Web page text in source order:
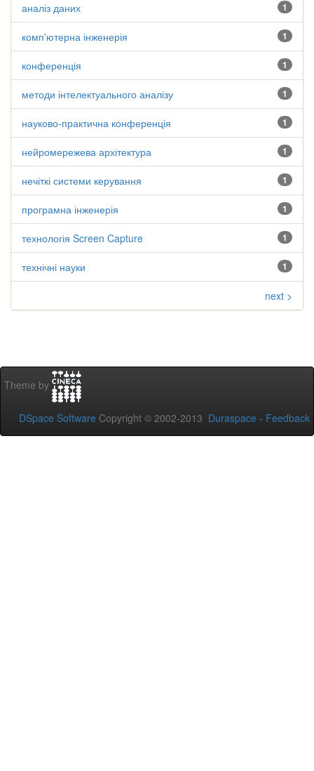
1
аналіз даних
1
комп'ютерна інженерія
1
конференція
1
методи інтелектуального аналізу
1
науково-практична конференція
1
нейромережева архітектура
1
нечіткі системи керування
1
програмна інженерія
1
технологія Screen Capture
1
технічні науки
next >
Theme by
DSpace Software Copyright © 2002-2013 Duraspace - Feedback